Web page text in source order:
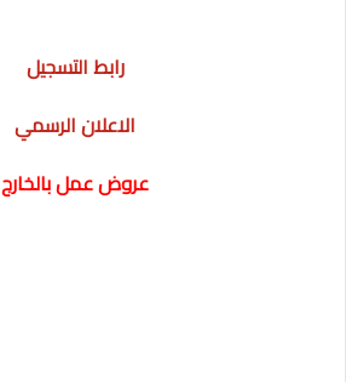
رابط التسجيل
الاعلان الرسمي
عروض عمل بالخارج